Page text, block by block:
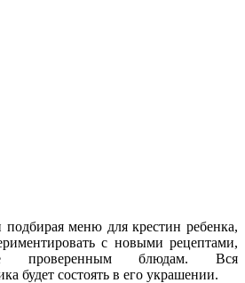
подбирая меню для крестин ребенка,
с новыми рецептами,
проверенным блюдам. Вся
будет состоять в его украшении.